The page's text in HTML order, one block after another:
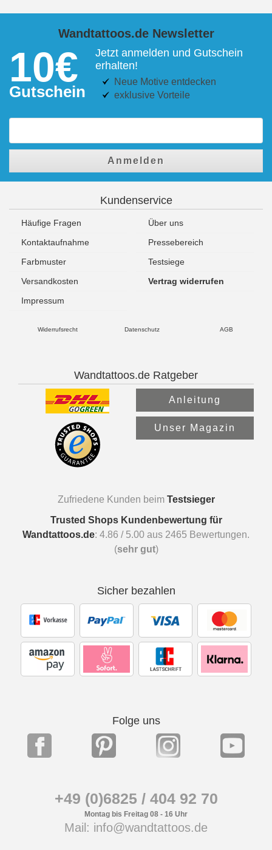
Wandtattoos.de Newsletter
10€
Gutschein
Jetzt anmelden und Gutschein
erhalten!
Neue Motive entdecken
exklusive Vorteile
Anmelden
Kundenservice
Häufige Fragen
Über uns
Kontaktaufnahme
Pressebereich
Farbmuster
Testsiege
Versandkosten
Vertrag widerrufen
Impressum
Widerrufsrecht Datenschutz AGB
Wandtattoos.de Ratgeber
Anleitung
Unser Magazin
Zufriedene Kunden beim Testsieger
Trusted Shops Kundenbewertung für
Wandtattoos.de: 4.86 / 5.00 aus 2465 Bewertungen.
(sehr gut)
Sicher bezahlen
Folge uns
+49 (0)6825 / 404 92 70
Montag bis Freitag 08 - 16 Uhr
Mail: info@wandtattoos.de